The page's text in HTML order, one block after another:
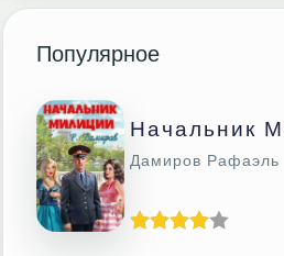
Популярное
Начальник
Дамиров Рафаэль